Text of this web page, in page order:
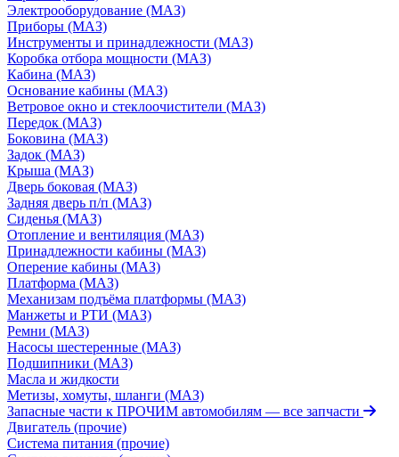
Электрооборудование (МАЗ)
Приборы (МАЗ)
Инструменты и принадлежности (МАЗ)
Коробка отбора мощности (МАЗ)
Кабина (МАЗ)
Основание кабины (МАЗ)
Ветровое окно и стеклоочистители (МАЗ)
Передок (МАЗ)
Боковина (МАЗ)
Задок (МАЗ)
Крыша (МАЗ)
Дверь боковая (МАЗ)
Задняя дверь п/п (МАЗ)
Сиденья (МАЗ)
Отопление и вентиляция (МАЗ)
Принадлежности кабины (МАЗ)
Оперение кабины (МАЗ)
Платформа (МАЗ)
Механизам подъёма платформы (МАЗ)
Манжеты и РТИ (МАЗ)
Ремни (МАЗ)
Насосы шестеренные (МАЗ)
Подшипники (МАЗ)
Масла и жидкости
Метизы, хомуты, шланги (МАЗ)
Запасные части к ПРОЧИМ автомобилям — все запчасти
Двигатель (прочие)
Система питания (прочие)